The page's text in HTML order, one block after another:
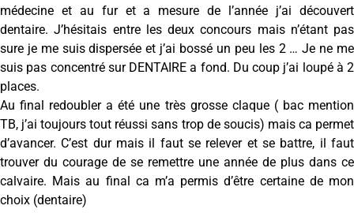
médecine et au fur et a mesure de l’année j’ai découvert
dentaire. J’hésitais entre les deux concours mais n’étant pas
sure je me suis dispersée et j’ai bossé un peu les 2 … Je ne me
suis pas concentré sur DENTAIRE a fond. Du coup j’ai loupé à 2
places.
Au final redoubler a été une très grosse claque ( bac mention
TB, j’ai toujours tout réussi sans trop de soucis) mais ca permet
d’avancer. C’est dur mais il faut se relever et se battre, il faut
trouver du courage de se remettre une année de plus dans ce
calvaire. Mais au final ca m’a permis d’être certaine de mon
choix (dentaire)